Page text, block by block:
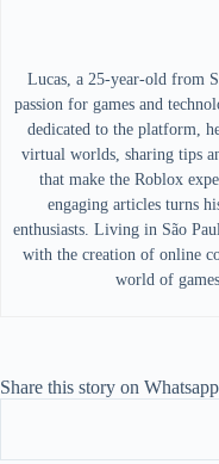
Lucas, a 25-year-old from
passion for games and
dedicated to the platform,
virtual worlds, sharing tips
that make the Roblox
engaging articles turns
enthusiasts. Living in São
with the creation of online
world of
Share this story on Whatsapp